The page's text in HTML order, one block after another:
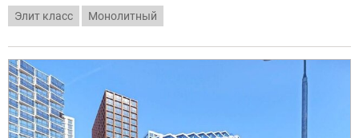
Элит класс Монолитный